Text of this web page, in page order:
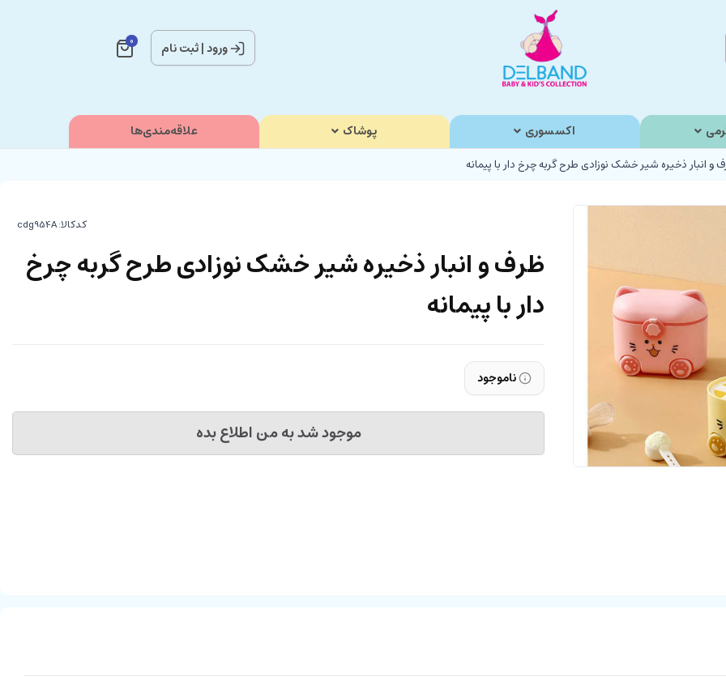
ورود|ثبت نام 0
اکسسوری پوشاک علاقه‌مندی‌ها
و انبار ذخیره شیر خشک نوزادی طرح گربه چرخ دار با پیمانه
کدکالا:
ظرف و انبار ذخیره شیر خشک نوزادی طرح گربه چرخ
دار با پیمانه
ناموجود
موجود شد به من اطلاع بده